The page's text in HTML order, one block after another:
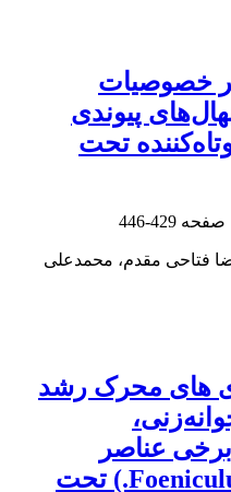
بر خصوصیات
پیوندی
تحت
429-446
فتاحی مقدم، محمدعلی
های محرک رشد
عناصر
رازیانه (Foeniculum vulgare L.) تحت